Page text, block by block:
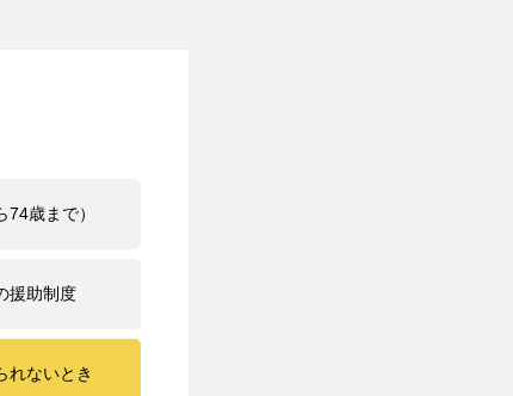
歳まで）
援助制度
れないとき